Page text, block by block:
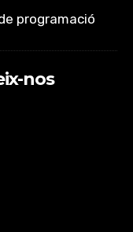
programació
nos